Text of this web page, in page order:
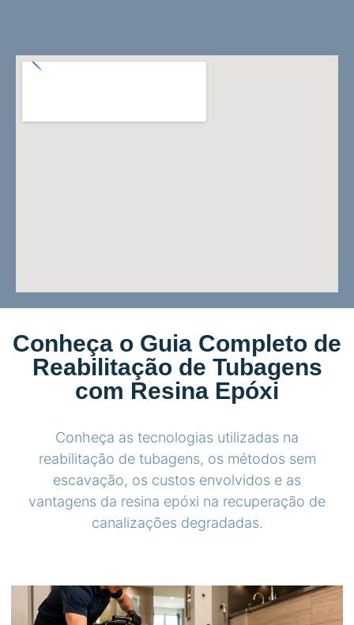
Conheça o Guia Completo de
Reabilitação de Tubagens
com Resina Epóxi
Conheça as tecnologias utilizadas na
reabilitação de tubagens, os métodos sem
escavação, os custos envolvidos e as
vantagens da resina epóxi na recuperação de
canalizações degradadas.